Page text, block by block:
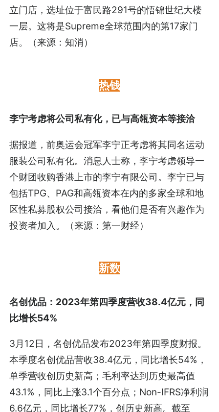
立门店，选址位于富民路291号的悟锦世纪大楼
一层。这将是Supreme全球范围内的第17家门
店。（来源：知消）
热钱
李宁考虑将公司私有化，已与高瓴资本等接洽
据报道，前奥运会冠军李宁正考虑将其同名运动
服装公司私有化。消息人士称，李宁考虑领导一
个财团收购香港上市的李宁有限公司。李宁已与
包括TPG、PAG和高瓴资本在内的多家全球和地
区性私募股权公司接洽，看他们是否有兴趣作为
投资者加入。（来源：第一财经）
新数
名创优品：2023年第四季度营收38.4亿元，同
比增长54%
3月12日，名创优品发布2023年第四季度财报。
本季度名创优品营收38.4亿元，同比增长54%，
单季营收创历史新高；毛利率达到历史最高值
43.1%，同比上涨3.1个百分点；Non-IFRS净利润
6.6亿元，同比增长77%，创历史新高。截至